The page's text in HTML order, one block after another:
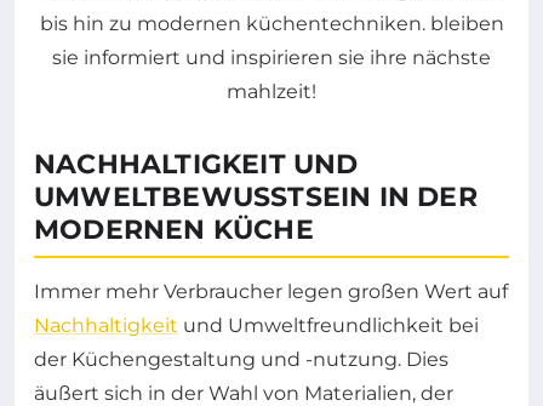
NACHHALTIGKEIT UND
UMWELTBEWUSSTSEIN IN DER
MODERNEN KÜCHE
Immer mehr Verbraucher legen großen Wert auf
Nachhaltigkeit und Umweltfreundlichkeit bei
der Küchengestaltung und -nutzung. Dies
äußert sich in der Wahl von Materialien, der